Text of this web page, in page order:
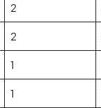
2
2
1
1